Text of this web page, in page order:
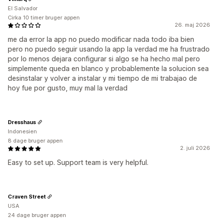
26. maj 2026
me da error la app no puedo modificar nada todo iba bien
pero no puedo seguir usando la app la verdad me ha frustrado
por lo menos dejara configurar si algo se ha hecho mal pero
simplemente queda en blanco y probablemente la solucion sea
desinstalar y volver a instalar y mi tiempo de mi trabajao de
hoy fue por gusto, muy mal la verdad
El Salvador
Cirka 10 timer bruger appen
2. juli 2026
Easy to set up. Support team is very helpful.
Dresshaus
Indonesien
8 dage bruger appen
Craven Street
USA
24 dage bruger appen